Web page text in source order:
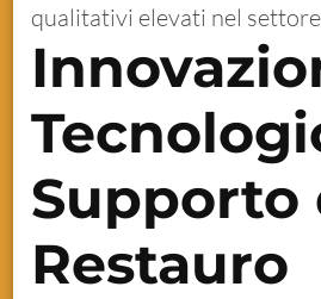
qualitativi elevati nel
Supporto
Restauro